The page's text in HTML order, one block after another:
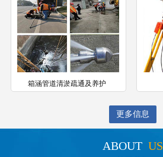
箱涵管道清淤疏通及养护
更多信息
ABOUT US